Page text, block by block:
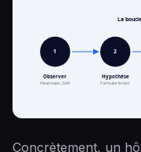
1
Observer
Heatmaps, GA4
2
Hypothèse
Formuler le test
La
Concrètement, un